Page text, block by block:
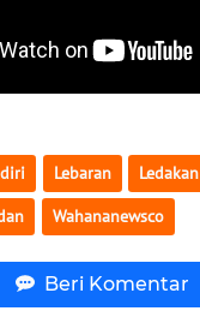
Lebaran Ledakan
Wahananewsco
Beri Komentar